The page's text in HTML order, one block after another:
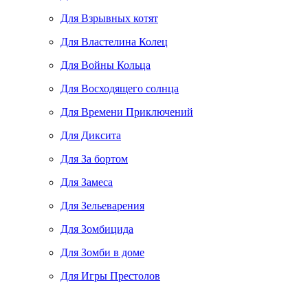
Для Взрывных котят
Для Властелина Колец
Для Войны Кольца
Для Восходящего солнца
Для Времени Приключений
Для Диксита
Для За бортом
Для Замеса
Для Зельеварения
Для Зомбицида
Для Зомби в доме
Для Игры Престолов